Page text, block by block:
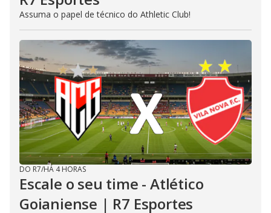
Assuma o papel de técnico do Athletic Club!
DO R7/HÁ 4 HORAS
Escale o seu time - Atlético
Goianiense | R7 Esportes